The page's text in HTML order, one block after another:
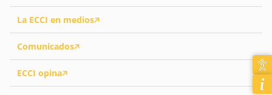
La ECCI en medios
Comunicados
ECCI opina